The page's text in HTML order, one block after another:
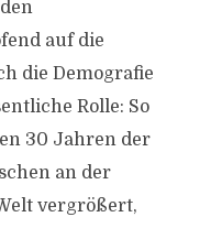
auf die
die Demografie
Rolle: So
30 Jahren der
an der
vergrößert,